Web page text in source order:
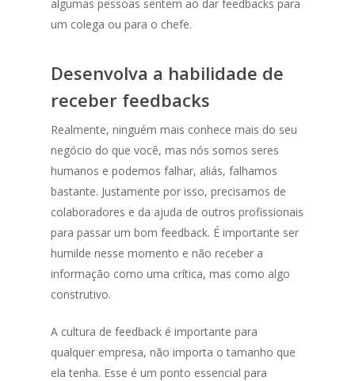
algumas pessoas sentem ao dar feedbacks para
um colega ou para o chefe.
Desenvolva a habilidade de
receber feedbacks
Realmente, ninguém mais conhece mais do seu
negócio do que você, mas nós somos seres
humanos e podemos falhar, aliás, falhamos
bastante. Justamente por isso, precisamos de
colaboradores e da ajuda de outros profissionais
para passar um bom feedback. É importante ser
humilde nesse momento e não receber a
informação como uma crítica, mas como algo
construtivo.
A cultura de feedback é importante para
qualquer empresa, não importa o tamanho que
ela tenha. Esse é um ponto essencial para